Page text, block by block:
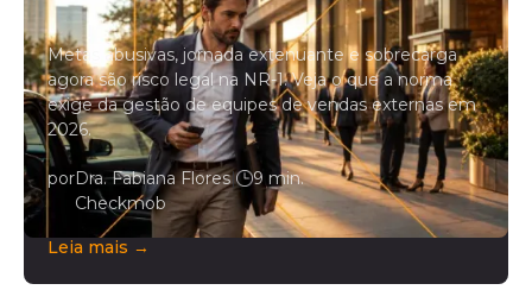
norma exige da gestão de campo
Metas abusivas, jornada extenuante e sobrecarga
agora são risco legal na NR-1. Veja o que a norma
exige da gestão de equipes de vendas externas em
2026.
porDra. Fabiana Flores
Checkmob
| 9 min.
Leia mais →